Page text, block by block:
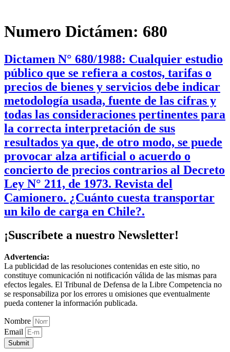
Numero Dictámen: 680
Dictamen N° 680/1988: Cualquier estudio
público que se refiera a costos, tarifas o
precios de bienes y servicios debe indicar
metodología usada, fuente de las cifras y
todas las consideraciones pertinentes para
la correcta interpretación de sus
resultados ya que, de otro modo, se puede
provocar alza artificial o acuerdo o
concierto de precios contrarios al Decreto
Ley N° 211, de 1973. Revista del
Camionero. ¿Cuánto cuesta transportar
un kilo de carga en Chile?.
¡Suscríbete a nuestro Newsletter!
Advertencia:
La publicidad de las resoluciones contenidas en este sitio, no
constituye comunicación ni notificación válida de las mismas para
efectos legales. El Tribunal de Defensa de la Libre Competencia no
se responsabiliza por los errores u omisiones que eventualmente
pueda contener la información publicada.
Nombre
Email
Submit